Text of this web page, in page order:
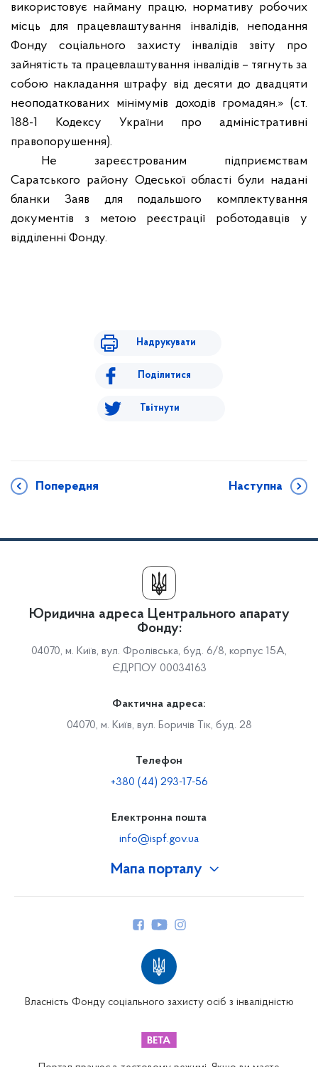
використовує найману працю, нормативу робочих
місць для працевлаштування інвалідів, неподання
Фонду соціального захисту інвалідів звіту про
зайнятість та працевлаштування інвалідів – тягнуть за
собою накладання штрафу від десяти до двадцяти
неоподаткованих мінімумів доходів громадян.» (ст.
188-1 Кодексу України про адміністративні
правопорушення).
Не зареєстрованим підприємствам
Саратського району Одеської області були надані
бланки Заяв для подальшого комплектування
документів з метою реєстрації роботодавців у
відділенні Фонду.
Надрукувати
Поділитися
Твітнути
Попередня Наступна
Мапа порталу
Юридична адреса Центрального апарату
Фонду:
04070, м. Київ, вул. Фролівська, буд. 6/8, корпус 15А,
ЄДРПОУ 00034163
Фактична адреса:
04070, м. Київ, вул. Боричів Тік, буд. 28
Телефон
+380 (44) 293-17-56
Електронна пошта
info@ispf.gov.ua
Власність Фонду соціального захисту осіб з інвалідністю